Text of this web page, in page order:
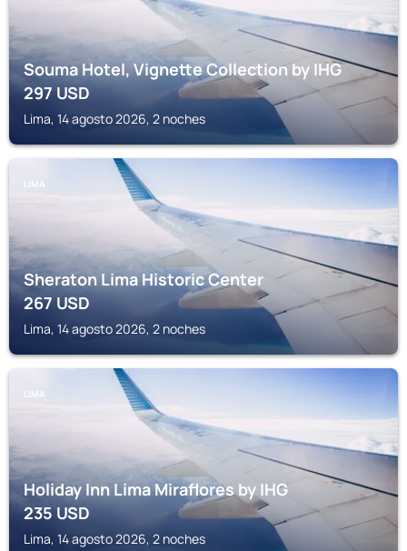
Souma Hotel, Vignette Collection by IHG
297USD
Lima, 14 agosto 2026, 2 noches
LIMA
Sheraton Lima Historic Center
267USD
Lima, 14 agosto 2026, 2 noches
LIMA
Holiday Inn Lima Miraflores by IHG
235USD
Lima, 14 agosto 2026, 2 noches